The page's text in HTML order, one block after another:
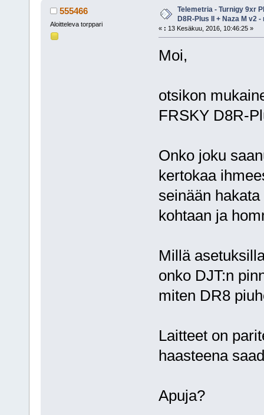
(Luettu 13060 kertaa)
555466
Aloitteleva torppari
Telemetria - Turnigy 9xr
D8R-Plus II + Naza M v2 -
« : 13 Kesäkuu, 2016, 10:46:25 »
Moi,
otsikon
FRSKY D8R-
Onko joku
kertokaa
seinään
kohtaan ja
Millä
onko DJT:n
miten DR8
Laitteet on
haasteena
Apuja?